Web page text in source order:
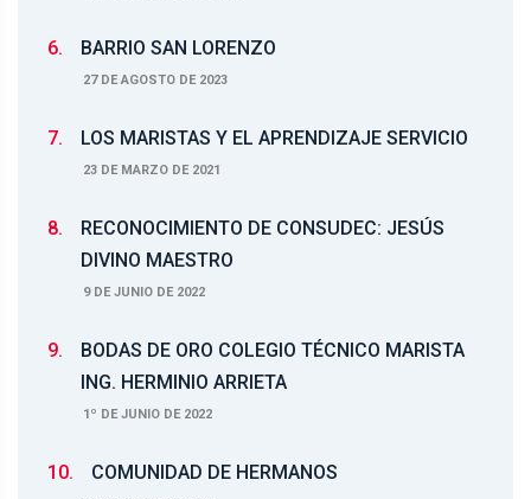
6. BARRIO SAN LORENZO
27 DE AGOSTO DE 2023
7. LOS MARISTAS Y EL APRENDIZAJE SERVICIO
23 DE MARZO DE 2021
8.
RECONOCIMIENTO DE CONSUDEC: JESÚS
DIVINO MAESTRO
9 DE JUNIO DE 2022
9.
BODAS DE ORO COLEGIO TÉCNICO MARISTA
ING. HERMINIO ARRIETA
1º DE JUNIO DE 2022
10. COMUNIDAD DE HERMANOS